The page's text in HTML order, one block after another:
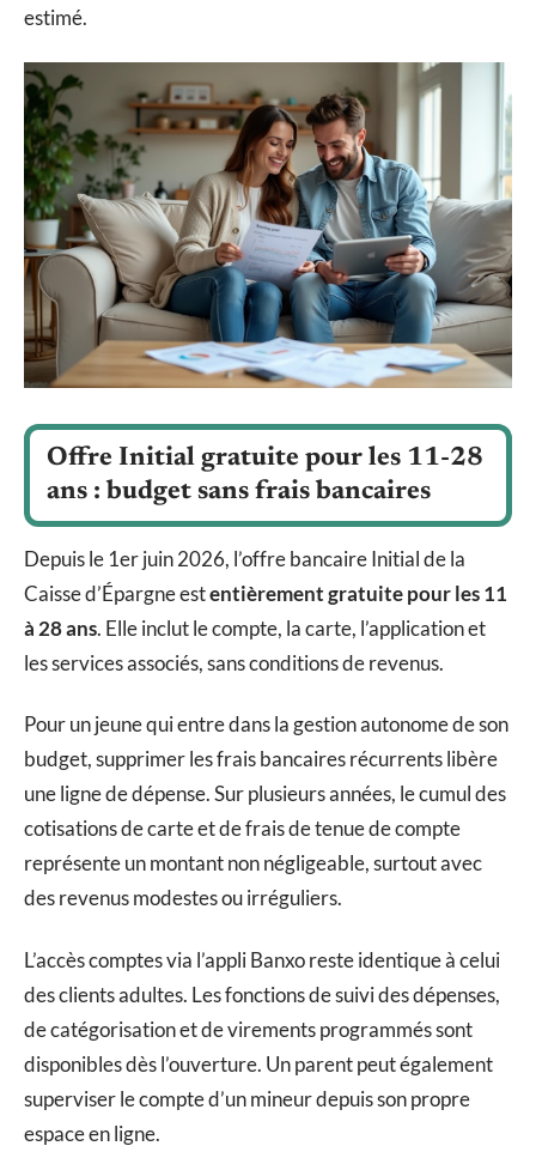
estimé.
Offre Initial gratuite pour les 11-28
ans : budget sans frais bancaires
Depuis le 1er juin 2026, l’offre bancaire Initial de la
Caisse d’Épargne estentièrement gratuite pour les 11
à 28 ans. Elle inclut le compte, la carte, l’application et
les services associés, sans conditions de revenus.
Pour un jeune qui entre dans la gestion autonome de son
budget, supprimer les frais bancaires récurrents libère
une ligne de dépense. Sur plusieurs années, le cumul des
cotisations de carte et de frais de tenue de compte
représente un montant non négligeable, surtout avec
des revenus modestes ou irréguliers.
L’accès comptes via l’appli Banxo reste identique à celui
des clients adultes. Les fonctions de suivi des dépenses,
de catégorisation et de virements programmés sont
disponibles dès l’ouverture. Un parent peut également
superviser le compte d’un mineur depuis son propre
espace en ligne.